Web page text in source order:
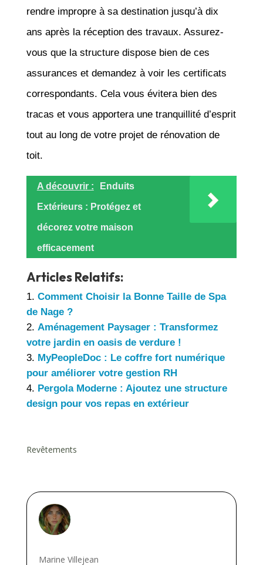
rendre impropre à sa destination jusqu’à dix
ans après la réception des travaux. Assurez-
vous que la structure dispose bien de ces
assurances et demandez à voir les certificats
correspondants. Cela vous évitera bien des
tracas et vous apportera une tranquillité d’esprit
tout au long de votre projet de rénovation de
toit.
A découvrir : Enduits
Extérieurs : Protégez et
décorez votre maison
efficacement
Articles Relatifs:
Comment Choisir la Bonne Taille de Spa
de Nage ?
Aménagement Paysager : Transformez
votre jardin en oasis de verdure !
MyPeopleDoc : Le coffre fort numérique
pour améliorer votre gestion RH
Pergola Moderne : Ajoutez une structure
design pour vos repas en extérieur
Revêtements
Marine Villejean